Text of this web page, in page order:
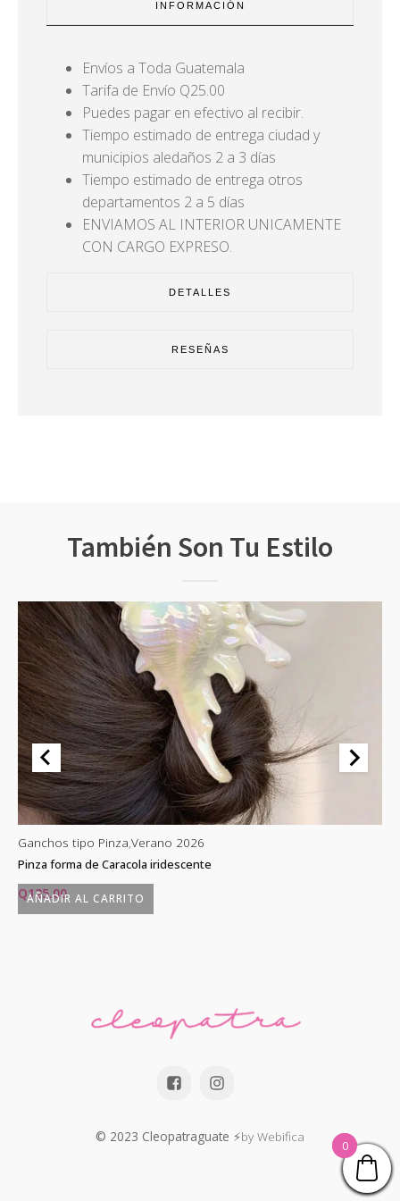
INFORMACIÓN
Envíos a Toda Guatemala
Tarifa de Envío Q25.00
Puedes pagar en efectivo al recibir.
Tiempo estimado de entrega ciudad y
municipios aledaños 2 a 3 días
Tiempo estimado de entrega otros
departamentos 2 a 5 días
ENVIAMOS AL INTERIOR UNICAMENTE
CON CARGO EXPRESO.
DETALLES
RESEÑAS
También Son Tu Estilo
AÑADIR AL CARRITO
Ganchos tipo Pinza,Verano 2026
Pinza forma de Caracola iridescente
Q125.00
© 2023 Cleopatraguate ⚡by Webifica
0
0